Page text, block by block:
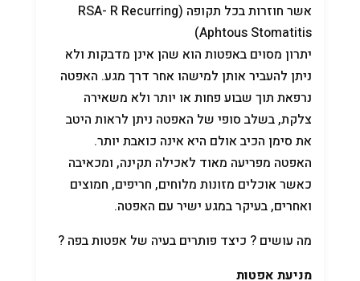
אשר חוזרות בכל תקופה (RSA- R Recurring
Aphtous Stomatitis)
יתרון מסוים באפטות הוא שהן אינן מדבקות ולא
ניתן להעביר אותן למישהו אחר דרך מגע. האפטה
נרפאת תוך שבוע פחות או יותר ולא משאירה
צלקת, בשלב סופי של האפטה ניתן לראות היטב
את סימן הכיב אולם היא אינה כואבת יותר.
האפטה מפריעה מאוד לאכילה תקינה, ומכאיבה
כאשר אוכלים מזונות מלוחים, חריפים, חמוצים
ואחרים, בעיקר במגע ישיר עם האפטה.
מה עושים ? כיצד פותרים בעיה של אפטות בפה ?
מניעת אפטות